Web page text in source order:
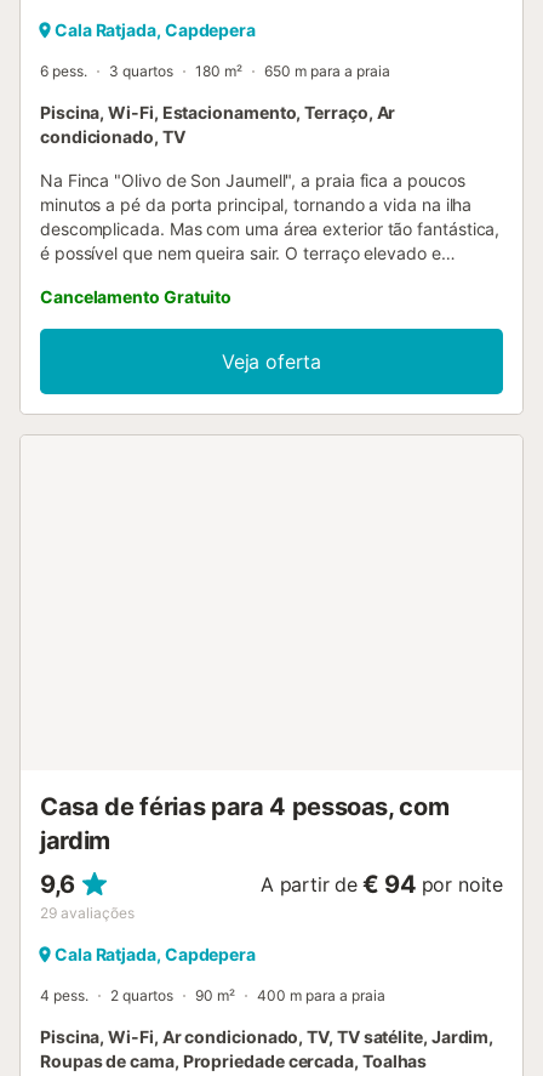
Cala Ratjada, Capdepera
6 pess. 3 quartos 180 m² 650 m para a praia
Piscina, Wi-Fi, Estacionamento, Terraço, Ar
condicionado, TV
Na Finca "Olivo de Son Jaumell", a praia fica a poucos
minutos a pé da porta principal, tornando a vida na ilha
descomplicada. Mas com uma área exterior tão fantástica,
é possível que nem queira sair. O terraço elevado e
perfeito para refeições com vista para a paisagem
deslumbrante. À noite, o churrasco em tijolo convida a um
banquete mediterrâneo. O amplo jardim com árvores
mediterrâneas rodeia uma piscina com mosaicos, acessível
por degraus. Existem espreguiçadeiras abundantes e um
Cancelamento Gratuito
Veja oferta
Casa de férias para 4 pessoas, com
jardim
9,6
29 avaliações
A partir de € 94 por noite
Cala Ratjada, Capdepera
4 pess. 2 quartos 90 m² 400 m para a praia
Piscina, Wi-Fi, Ar condicionado, TV, TV satélite, Jardim,
Roupas de cama, Propriedade cercada, Toalhas